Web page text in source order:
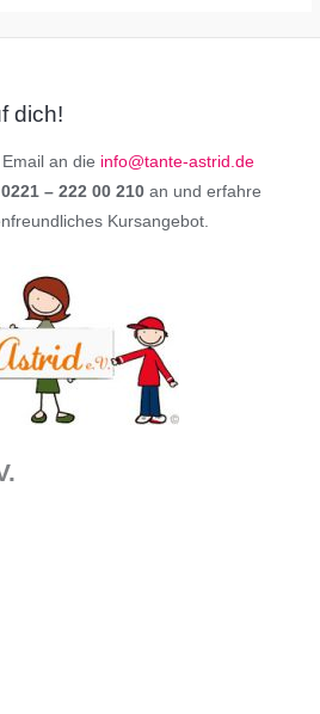
dich!
an die info@tante-astrid.de
0221 – 222 00 210 an und erfahre
Kursangebot.